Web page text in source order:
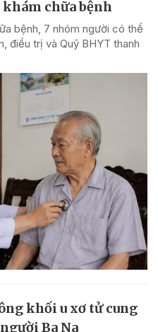
chữa bệnh
bệnh, 7 nhóm người có thể
điều trị và Quỹ BHYT thanh
khối u xơ tử cung
Ba Na